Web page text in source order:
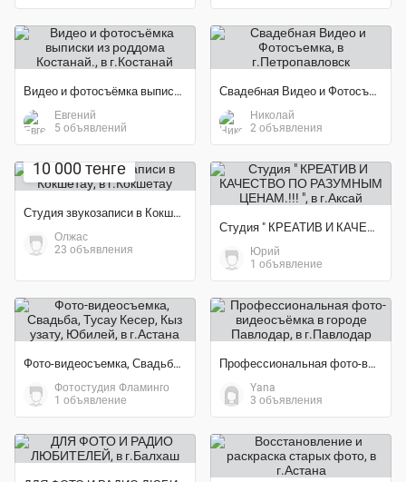
Видео и фотосъёмка выписки из роддома Костанай.
Евгений
5 объявлений
Свадебная Видео и Фотосъемка
Николай
2 объявления
10 000 тенге
Студия звукозаписи в Кокшетау
Олжас
23 объявления
Студия " КРЕАТИВ И КАЧЕСТВО ПО РАЗУМНЫМ ЦЕНАМ.!!! "
Юрий
1 объявление
Фото-видеосъемка, Свадьба, Тусау Кесер, Кыз узату, Юбилей
Фотостудия Фламинго
1 объявление
Профессиональная фото-видеосъёмка в городе Павлодар
Yana
3 объявления